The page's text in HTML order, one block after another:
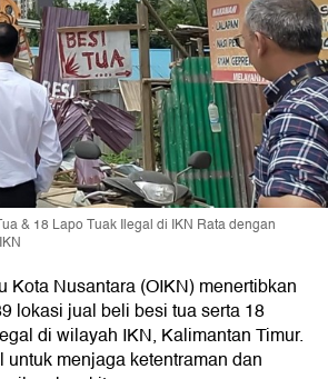
& 18 Lapo Tuak Ilegal di IKN Rata dengan
Kota Nusantara (OIKN) menertibkan
lokasi jual beli besi tua serta 18
di wilayah IKN, Kalimantan Timur.
menjaga ketentraman dan